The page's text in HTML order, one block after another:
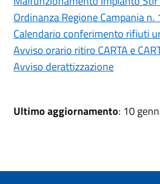
Ordinanza Regione Campania
Calendario conferimento rifiuti
Avviso orario ritiro CARTA e
Avviso derattizzazione
Ultimo aggiornamento: 10